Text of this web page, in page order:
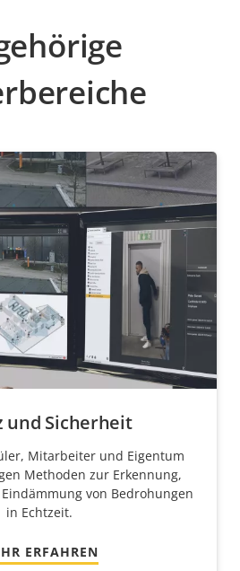
und Sicherheit
Mitarbeiter und Eigentum
Methoden zur Erkennung,
von Bedrohungen
in Echtzeit.
ERFAHREN